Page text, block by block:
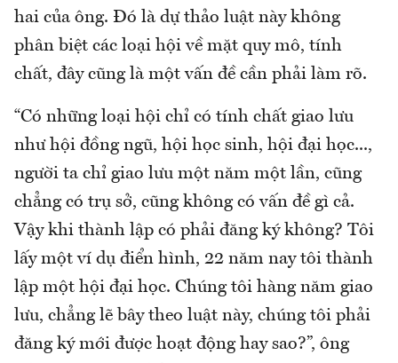
hai của ông. Đó là dự thảo luật này không
phân biệt các loại hội về mặt quy mô, tính
chất, đây cũng là một vấn đề cần phải làm rõ.
“Có những loại hội chỉ có tính chất giao lưu
như hội đồng ngũ, hội học sinh, hội đại học...,
người ta chỉ giao lưu một năm một lần, cũng
chẳng có trụ sở, cũng không có vấn đề gì cả.
Vậy khi thành lập có phải đăng ký không? Tôi
lấy một ví dụ điển hình, 22 năm nay tôi thành
lập một hội đại học. Chúng tôi hàng năm giao
lưu, chẳng lẽ bây theo luật này, chúng tôi phải
đăng ký mới được hoạt động hay sao?”, ông